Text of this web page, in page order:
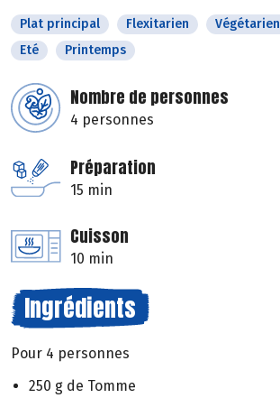
Plat principal Flexitarien Végétarien
Eté
Printemps
Nombre de personnes
4 personnes
Préparation
15 min
Cuisson
10 min
Ingrédients
Pour 4 personnes
250 g de Tomme